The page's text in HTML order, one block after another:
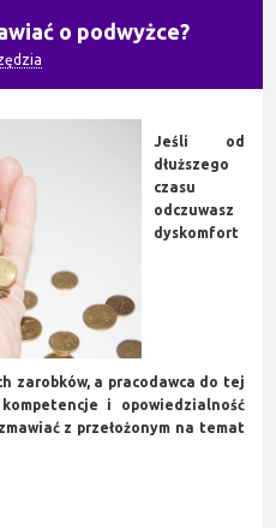
o podwyżce?
Jeśli od
dłuższego
czasu
odczuwasz
dyskomfort
zarobków, a pracodawca do tej
i opowiedzialność
z przełożonym na temat